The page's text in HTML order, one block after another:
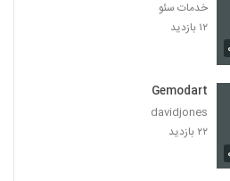
خدمات سئو
۱۲ بازدید
Gemodart
davidjones
۲۲ بازدید